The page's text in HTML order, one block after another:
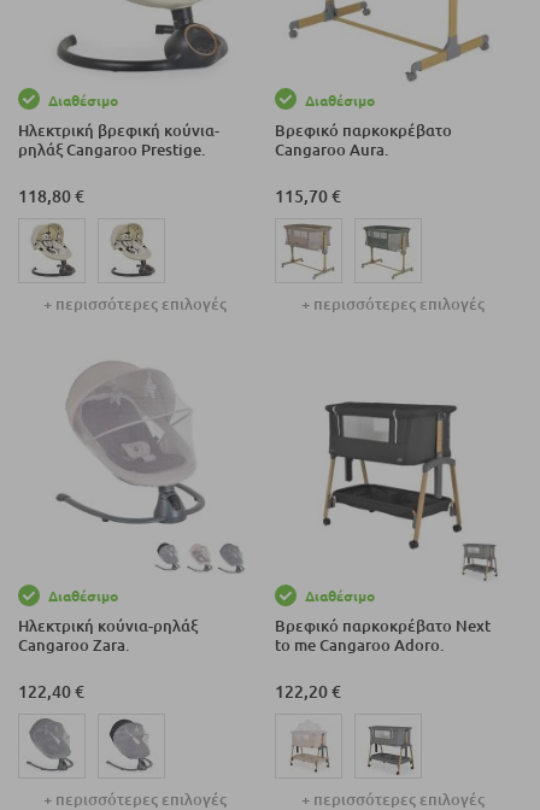
Διαθέσιμο
Ηλεκτρική βρεφική κούνια-
ρηλάξ Cangaroo Prestige.
118,80 €
+ περισσότερες επιλογές
Διαθέσιμο
Βρεφικό παρκοκρέβατο
Cangaroo Aura.
115,70 €
+ περισσότερες επιλογές
Διαθέσιμο
Ηλεκτρική κούνια-ρηλάξ
Cangaroo Zara.
122,40 €
+ περισσότερες επιλογές
Διαθέσιμο
Βρεφικό παρκοκρέβατο Next
to me Cangaroo Adoro.
122,20 €
+ περισσότερες επιλογές